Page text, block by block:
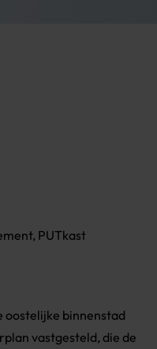
PUTkast
oostelijke binnenstad
vastgesteld, die de